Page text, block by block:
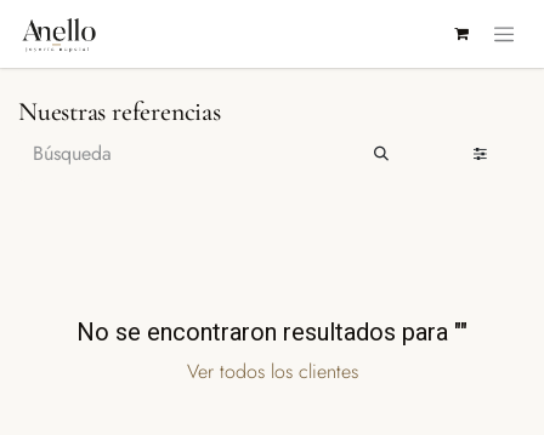
Nuestras referencias
No se encontraron resultados para ""
Ver todos los clientes